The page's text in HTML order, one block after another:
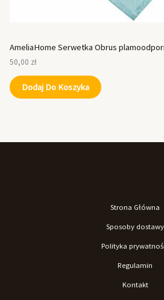
AmeliaHome Serwetka Obrus
50,00 zł
Dodaj Do Koszyka
Strona Główna
Sposoby dostawy
Polityka
Regulamin
Kontakt